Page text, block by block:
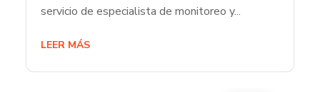
servicio de especialista de monitoreo y...
LEER MÁS